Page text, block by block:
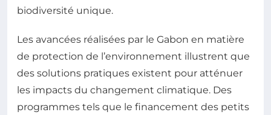
biodiversité unique.
Les avancées réalisées par le Gabon en matière
de protection de l’environnement illustrent que
des solutions pratiques existent pour atténuer
les impacts du changement climatique. Des
programmes tels que le financement des petits